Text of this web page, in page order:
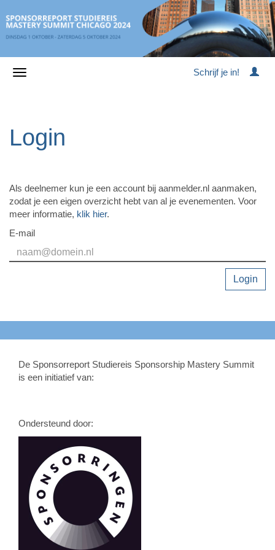
Schrijf je in!
Login
Als deelnemer kun je een account bij aanmelder.nl aanmaken,
zodat je een eigen overzicht hebt van al je evenementen. Voor
meer informatie, klik hier.
E-mail
Login
De Sponsorreport Studiereis Sponsorship Mastery Summit
is een initiatief van:
Ondersteund door: